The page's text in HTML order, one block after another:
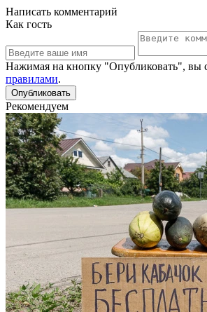
Написать комментарий
Как гость
Нажимая на кнопку "Опубликовать", вы
правилами.
Рекомендуем